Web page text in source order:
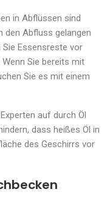
in Abflüssen sind
den Abfluss gelangen
Sie Essensreste vor
Sie bereits mit
Sie es mit einem
auf durch Öl
dass heißes Öl in
des Geschirrs vor